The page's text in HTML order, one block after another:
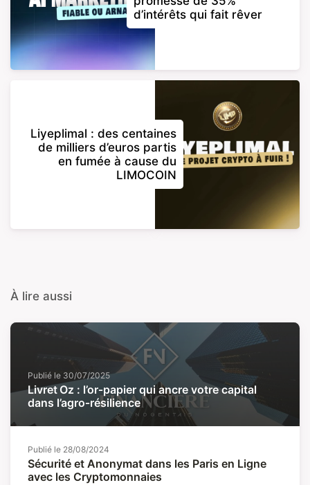
d’intérêts qui fait rêver
Liyeplimal : des centaines
de milliers d’euros partis
en fumée à cause du
LIMOCOIN
À lire aussi
Publié le 30/07/2025
Livret Oz : l’or‑papier qui ancre votre capital
dans l’agro‑résilience
Publié le 28/08/2024
Sécurité et Anonymat dans les Paris en Ligne
avec les Cryptomonnaies